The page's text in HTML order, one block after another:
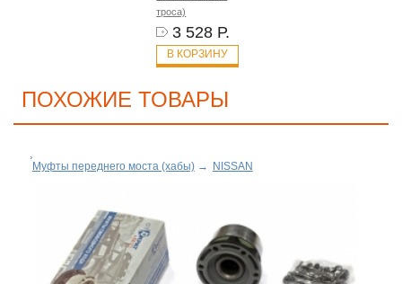
троса)
3 528 Р.
В КОРЗИНУ
ПОХОЖИЕ ТОВАРЫ
Муфты переднего моста (хабы)→ NISSAN